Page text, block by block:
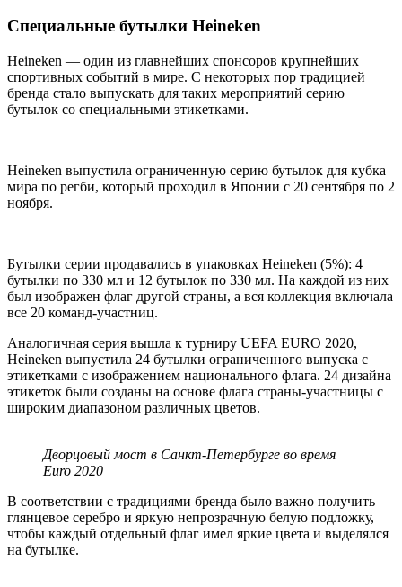
Специальные бутылки Heineken
Heineken — один из главнейших спонсоров крупнейших
спортивных событий в мире. С некоторых пор традицией
бренда стало выпускать для таких мероприятий серию
бутылок со специальными этикетками.
Heineken выпустила ограниченную серию бутылок для кубка
мира по регби, который проходил в Японии с 20 сентября по 2
ноября.
Бутылки серии продавались в упаковках Heineken (5%): 4
бутылки по 330 мл и 12 бутылок по 330 мл. На каждой из них
был изображен флаг другой страны, а вся коллекция включала
все 20 команд-участниц.
Аналогичная серия вышла к турниру UEFA EURO 2020,
Heineken выпустила 24 бутылки ограниченного выпуска с
этикетками с изображением национального флага. 24 дизайна
этикеток были созданы на основе флага страны-участницы с
широким диапазоном различных цветов.
Дворцовый мост в Санкт-Петербурге во время
Euro 2020
В соответствии с традициями бренда было важно получить
глянцевое серебро и яркую непрозрачную белую подложку,
чтобы каждый отдельный флаг имел яркие цвета и выделялся
на бутылке.